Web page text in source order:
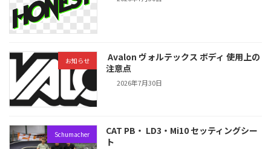
お知らせ
Avalon ヴォルテックス ボディ 使用上の
注意点
2026年7月30日
Schumacher
CAT PB・ LD3・Mi10 セッティングシー
ト